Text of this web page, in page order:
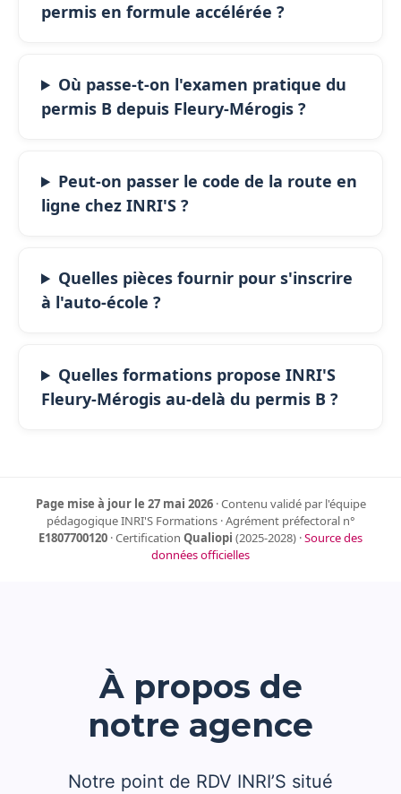
permis en formule accélérée ?
Où passe-t-on l'examen pratique du
permis B depuis Fleury-Mérogis ?
Peut-on passer le code de la route en
ligne chez INRI'S ?
Quelles pièces fournir pour s'inscrire
à l'auto-école ?
Quelles formations propose INRI'S
Fleury-Mérogis au-delà du permis B ?
Page mise à jour le 27 mai 2026· Contenu validé par l'équipe
pédagogique INRI'S Formations · Agrément préfectoral n°
E1807700120 · Certification Qualiopi (2025-2028) ·Source des
données officielles
À propos de
notre agence
Notre point de RDV INRI’S situé